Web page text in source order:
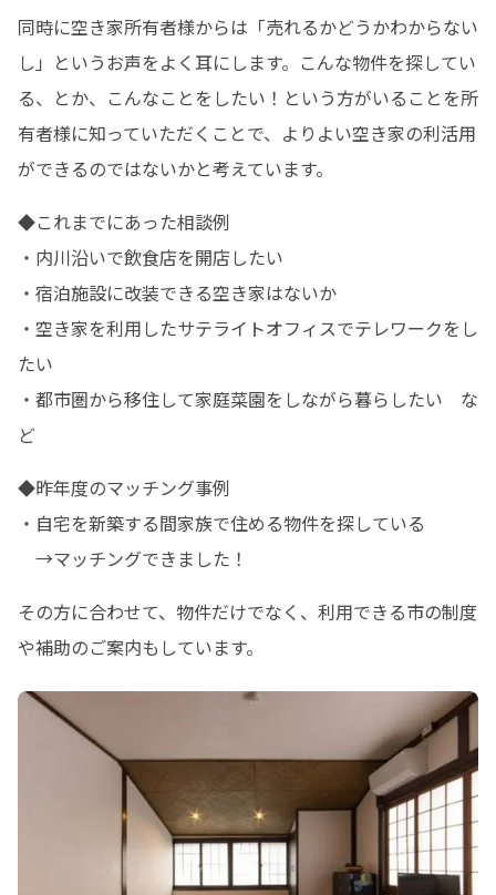
同時に空き家所有者様からは「売れるかどうかわからない
し」というお声をよく耳にします。こんな物件を探してい
る、とか、こんなことをしたい！という方がいることを所
有者様に知っていただくことで、よりよい空き家の利活用
ができるのではないかと考えています。
◆これまでにあった相談例
・内川沿いで飲食店を開店したい
・宿泊施設に改装できる空き家はないか
・空き家を利用したサテライトオフィスでテレワークをし
たい
・都市圏から移住して家庭菜園をしながら暮らしたい　な
ど
◆昨年度のマッチング事例
・自宅を新築する間家族で住める物件を探している
→マッチングできました！
その方に合わせて、物件だけでなく、利用できる市の制度
や補助のご案内もしています。